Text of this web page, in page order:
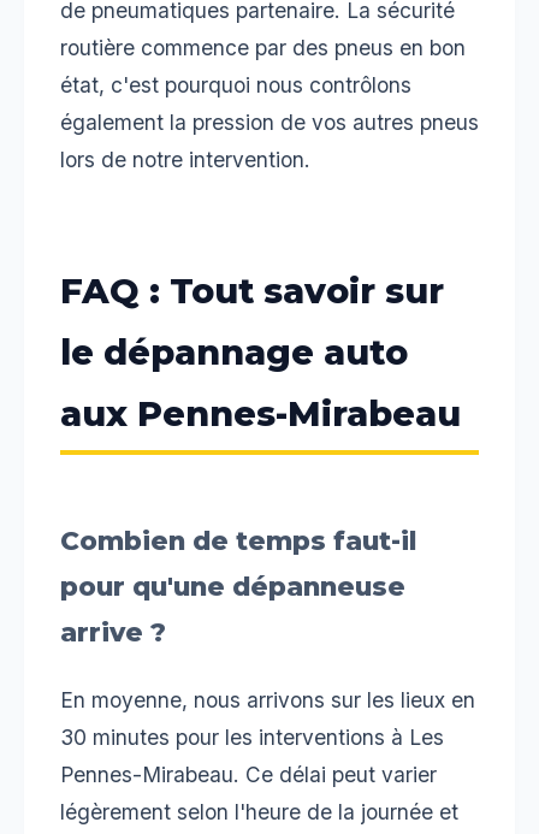
de pneumatiques partenaire. La sécurité
routière commence par des pneus en bon
état, c'est pourquoi nous contrôlons
également la pression de vos autres pneus
lors de notre intervention.
FAQ : Tout savoir sur
le dépannage auto
aux Pennes-Mirabeau
Combien de temps faut-il
pour qu'une dépanneuse
arrive ?
En moyenne, nous arrivons sur les lieux en
30 minutes pour les interventions à Les
Pennes-Mirabeau. Ce délai peut varier
légèrement selon l'heure de la journée et